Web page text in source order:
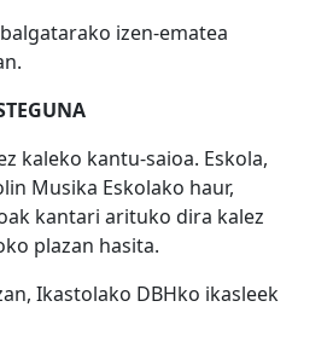
izen-ematea
kaleko kantu-saioa. Eskola,
Musika Eskolako haur,
kantari arituko dira kalez
plazan hasita.
Ikastolako DBHko ikasleek